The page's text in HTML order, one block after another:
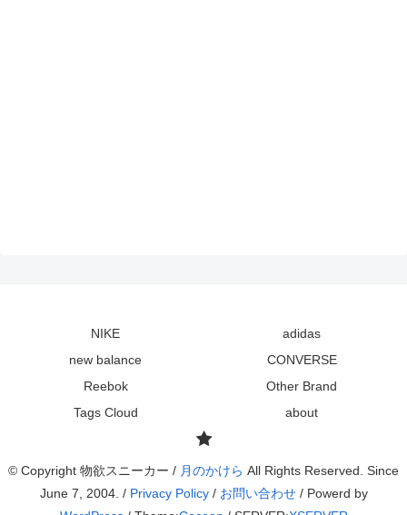
NIKE
adidas
new balance
CONVERSE
Reebok
Other Brand
Tags Cloud
about
© Copyright 物欲スニーカー / 月のかけら All Rights Reserved. Since
June 7, 2004. / Privacy Policy/ お問い合わせ/ Powerd by